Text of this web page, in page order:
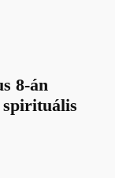
8-án
spirituális